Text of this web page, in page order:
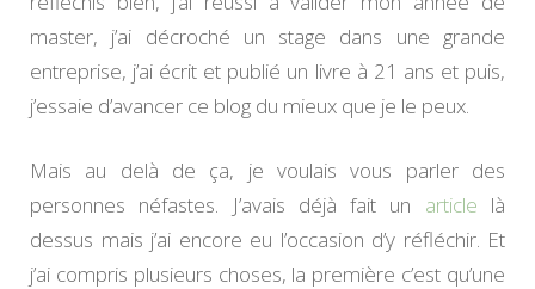
master, j’ai décroché un stage dans une grande
entreprise, j’ai écrit et publié un livre à 21 ans et puis,
j’essaie d’avancer ce blog du mieux que je le peux.
Mais au delà de ça, je voulais vous parler des
personnes néfastes. J’avais déjà fait un article là
dessus mais j’ai encore eu l’occasion d’y réfléchir. Et
j’ai compris plusieurs choses, la première c’est qu’une